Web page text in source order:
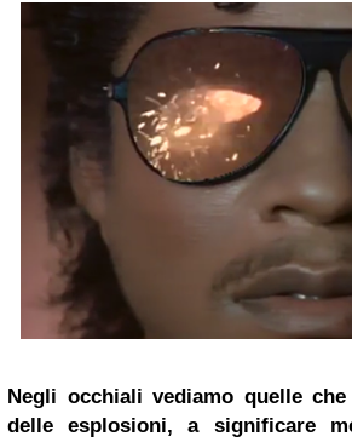
Negli occhiali vediamo quelle che
delle esplosioni, a significare